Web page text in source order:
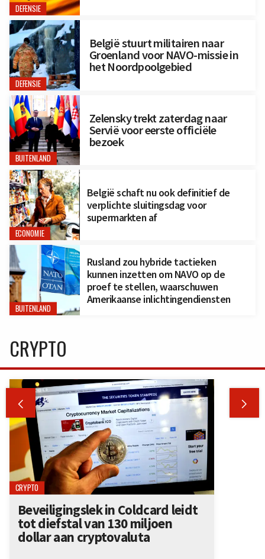
DEFENSIE
DEFENSIE
België stuurt militairen naar
Groenland voor NAVO-missie in
het Noordpoolgebied
BUITENLAND
Zelensky trekt zaterdag naar
Servië voor eerste officiële
bezoek
ECONOMIE
België schaft nu ook definitief de
verplichte sluitingsdag voor
supermarkten af
BUITENLAND
Rusland zou hybride tactieken
kunnen inzetten om NAVO op de
proef te stellen, waarschuwen
Amerikaanse inlichtingendiensten
CRYPTO
 
CRYPTO
Beveiligingslek in Coldcard leidt
tot diefstal van 130 miljoen
dollar aan cryptovaluta